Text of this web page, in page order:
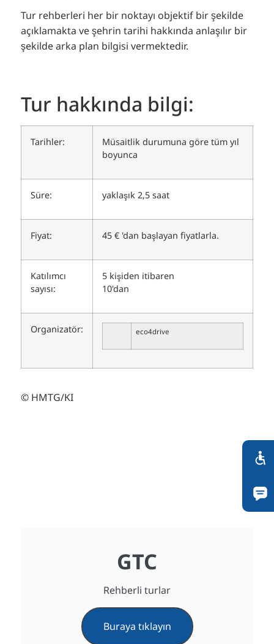
Tur rehberleri her bir noktayı objektif bir şekilde
açıklamakta ve şehrin tarihi hakkında anlaşılır bir
şekilde arka plan bilgisi vermektedir.
Tur hakkında bilgi:
Tarihler:
Müsaitlik durumuna göre tüm yıl
boyunca
Süre: yaklaşık 2,5 saat
Fiyat: 45 € 'dan başlayan fiyatlarla.
Katılımcı
sayısı:
5 kişiden itibaren
10'dan
Organizatör: eco4drive
© HMTG/KI
GTC
Rehberli turlar
Buraya tıklayın